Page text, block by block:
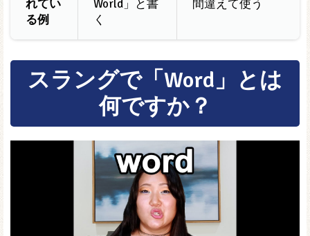
れてい
る例
World」と書
く
間違えて使う
スラングで「Word」とは
何ですか？